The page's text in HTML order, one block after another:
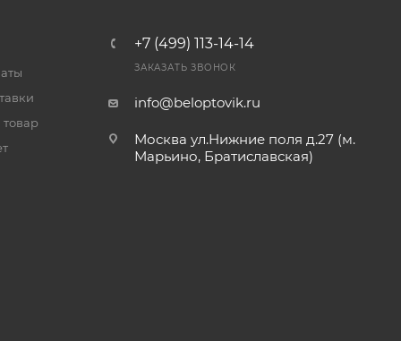
товар
+7 (499) 113-14-14
ЗАКАЗАТЬ ЗВОНОК
info@beloptovik.ru
Москва ул.Нижние поля д.27 (м.
Марьино, Братиславская)